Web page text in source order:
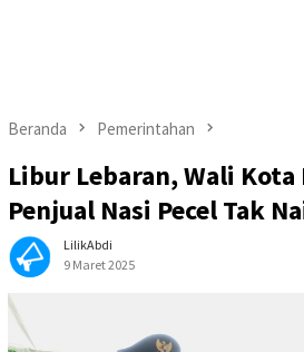
Beranda Pemerintahan
Libur Lebaran, Wali
Penjual Nasi Pecel Tak
LilikAbdi
9 Maret 2025